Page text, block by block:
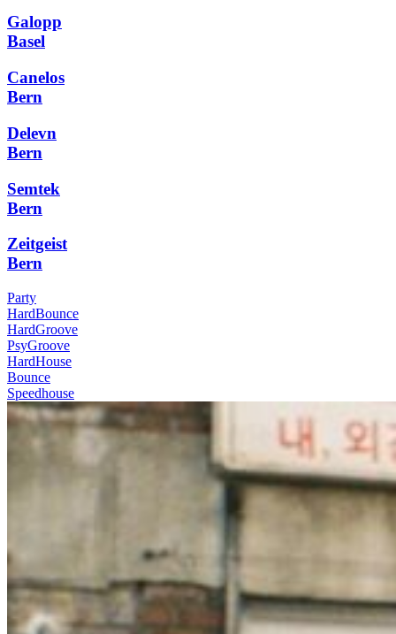
Galopp
Basel
Canelos
Bern
Delevn
Bern
Semtek
Bern
Zeitgeist
Bern
Party
HardBounce
HardGroove
PsyGroove
HardHouse
Bounce
Speedhouse